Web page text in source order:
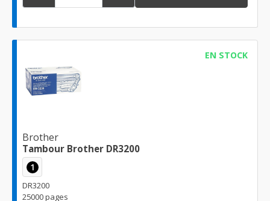
EN STOCK
Brother
Tambour Brother DR3200
1
DR3200
25000 pages